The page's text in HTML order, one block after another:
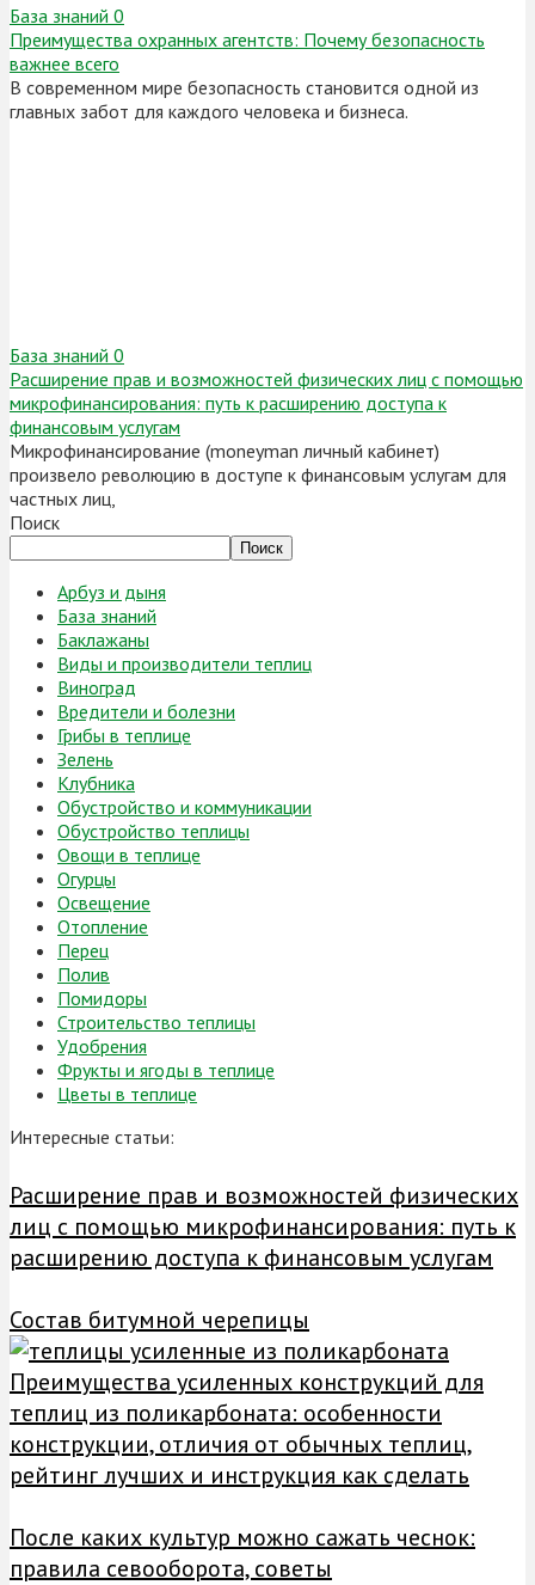
База знаний 0
Преимущества охранных агентств: Почему безопасность
важнее всего
В современном мире безопасность становится одной из
главных забот для каждого человека и бизнеса.
База знаний 0
Расширение прав и возможностей физических лиц с помощью
микрофинансирования: путь к расширению доступа к
финансовым услугам
Микрофинансирование (moneyman личный кабинет)
произвело революцию в доступе к финансовым услугам для
частных лиц,
Поиск
Поиск
Арбуз и дыня
База знаний
Баклажаны
Виды и производители теплиц
Виноград
Вредители и болезни
Грибы в теплице
Зелень
Клубника
Обустройство и коммуникации
Обустройство теплицы
Овощи в теплице
Огурцы
Освещение
Отопление
Перец
Полив
Помидоры
Строительство теплицы
Удобрения
Фрукты и ягоды в теплице
Цветы в теплице
Интересные статьи:
Расширение прав и возможностей физических
лиц с помощью микрофинансирования: путь к
расширению доступа к финансовым услугам
Состав битумной черепицы
Преимущества усиленных конструкций для
теплиц из поликарбоната: особенности
конструкции, отличия от обычных теплиц,
рейтинг лучших и инструкция как сделать
После каких культур можно сажать чеснок:
правила севооборота, советы